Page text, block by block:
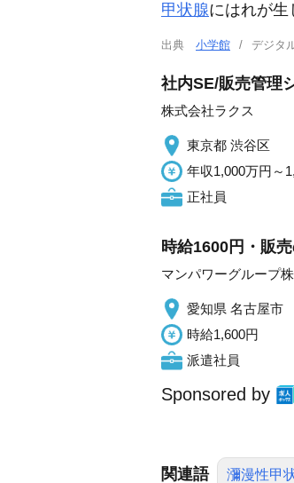
甲状腺にはれが生
出典 小学館 デジタ
社内SE/販売管理
株式会社ラクス
東京都 渋谷区
年収1,000万円～
正社員
時給1600円・販
マンパワーグループ
愛知県 名古屋市
時給1,600円
派遣社員
Sponsored by
関連語 瀰漫性甲